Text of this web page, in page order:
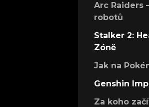
Arc Raiders
robotů
Stalker 2:
Zóně
Jak na
Genshin
Za koho